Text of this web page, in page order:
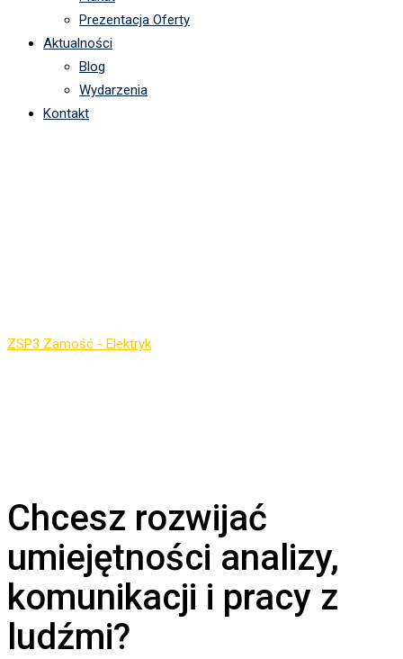
Prezentacja Oferty
Aktualności
Blog
Wydarzenia
Kontakt
ZSP3 Zamość - Elektryk
Chcesz rozwijać
umiejętności analizy,
komunikacji i pracy z
ludźmi?